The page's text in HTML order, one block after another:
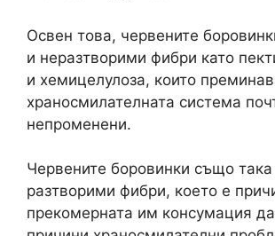
Освен това, червените
и неразтворими фибри като
и хемицелулоза, които
храносмилателната система
непроменени.
Червените боровинки също
разтворими фибри, което е
прекомерната им консумация